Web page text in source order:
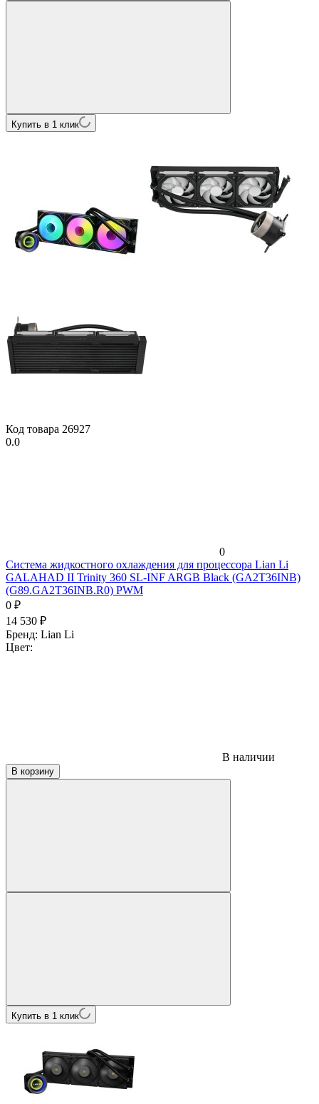
Купить в 1 клик
Код товара 26927
0.0
0
Система жидкостного охлаждения для процессора Lian Li
GALAHAD II Trinity 360 SL-INF ARGB Black (GA2T36INB)
(G89.GA2T36INB.R0) PWM
0 ₽
14 530 ₽
Бренд: Lian Li
Цвет:
В наличии
В корзину
Купить в 1 клик